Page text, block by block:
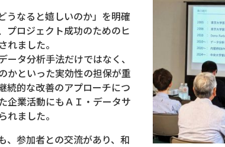
うなると嬉しいのか」を明確
プロジェクト成功のためのヒ
ました。
タ分析手法だけではなく、
かといった実効性の担保が重
続的な改善のアプローチにつ
企業活動にもＡＩ・データサ
ました。
、参加者との交流があり、和